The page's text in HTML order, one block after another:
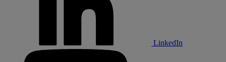
LinkedIn